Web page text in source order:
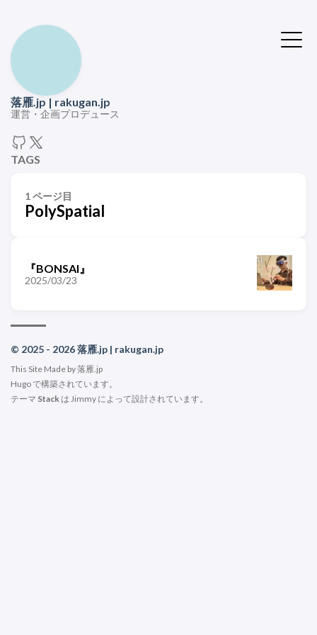
落雁.jp | rakugan.jp
運営・企画プロデュース
TAGS
1 ページ目
PolySpatial
『BONSAI』
2025/03/23
© 2025 - 2026 落雁.jp | rakugan.jp
This Site Made by 落雁.jp
Hugoで構築されています。
テーマ Stack は Jimmy によって設計されています。